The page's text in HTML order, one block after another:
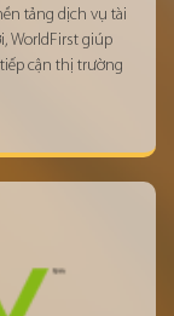
tảng dịch vụ tài
WorldFirst giúp
cận thị trường